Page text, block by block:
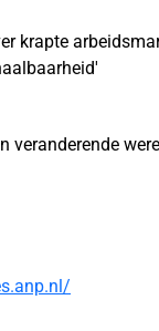
krapte
veranderende